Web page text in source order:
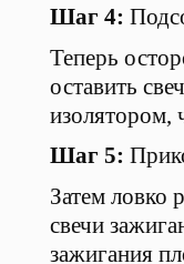
Шаг 4:
Теперь
оставить
изолятором,
Шаг 5:
Затем ловко
свечи
зажигания